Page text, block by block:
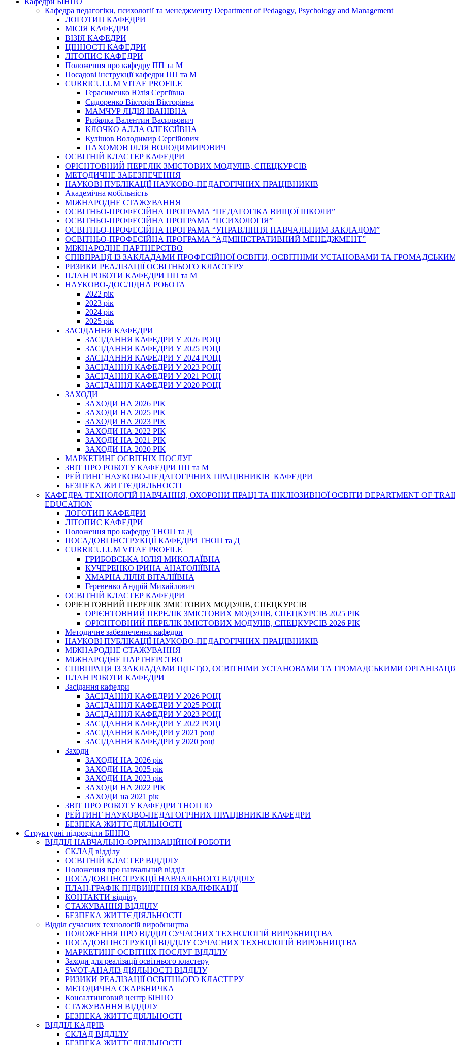
Кафедра педагогіки, психології та менеджменту Department of Pedagogy, Psychology and Management
ЛОГОТИП КАФЕДРИ
МІСІЯ КАФЕДРИ
ВІЗІЯ КАФЕДРИ
ЦІННОСТІ КАФЕДРИ
ЛІТОПИС КАФЕДРИ
Положення про кафедру ПП та М
Посадові інструкції кафедри ПП та М
CURRICULUM VITAE PROFILE
Герасименко Юлія Сергіївна
Сидоренко Вікторія Вікторівна
МАМЧУР ЛІДІЯ ІВАНІВНА
Рибалка Валентин Васильович
КЛОЧКО АЛЛА ОЛЕКСІЇВНА
Кулішов Володимир Сергійович
ПАХОМОВ ІЛЛЯ ВОЛОДИМИРОВИЧ
ОСВІТНІЙ КЛАСТЕР КАФЕДРИ
ОРІЄНТОВНИЙ ПЕРЕЛІК ЗМІСТОВИХ МОДУЛІВ, СПЕЦКУРСІВ
МЕТОДИЧНЕ ЗАБЕЗПЕЧЕННЯ
НАУКОВІ ПУБЛІКАЦІЇ НАУКОВО-ПЕДАГОГІЧНИХ ПРАЦІВНИКІВ
Академічна мобільність
МІЖНАРОДНЕ СТАЖУВАННЯ
ОСВІТНЬО-ПРОФЕСІЙНА ПРОГРАМА “ПЕДАГОГІКА ВИЩОЇ ШКОЛИ”
ОСВІТНЬО-ПРОФЕСІЙНА ПРОГРАМА “ПСИХОЛОГІЯ”
ОСВІТНЬО-ПРОФЕСІЙНА ПРОГРАМА “УПРАВЛІННЯ НАВЧАЛЬНИМ ЗАКЛАДОМ”
ОСВІТНЬО-ПРОФЕСІЙНА ПРОГРАМА “АДМІНІСТРАТИВНИЙ МЕНЕДЖМЕНТ”
МІЖНАРОДНЕ ПАРТНЕРСТВО
СПІВПРАЦЯ ІЗ ЗАКЛАДАМИ ПРОФЕСІЙНОЇ ОСВІТИ, ОСВІТНІМИ УСТАНОВАМИ ТА
РИЗИКИ РЕАЛІЗАЦІЇ ОСВІТНЬОГО КЛАСТЕРУ
ПЛАН РОБОТИ КАФЕДРИ ПП та М
НАУКОВО-ДОСЛІДНА РОБОТА
2022 рік
2023 рік
2024 рік
2025 рік
ЗАСІДАННЯ КАФЕДРИ
ЗАСІДАННЯ КАФЕДРИ У 2026 РОЦІ
ЗАСІДАННЯ КАФЕДРИ У 2025 РОЦІ
ЗАСІДАННЯ КАФЕДРИ У 2024 РОЦІ
ЗАСІДАННЯ КАФЕДРИ У 2023 РОЦІ
ЗАСІДАННЯ КАФЕДРИ У 2021 РОЦІ
ЗАСІДАННЯ КАФЕДРИ У 2020 РОЦІ
ЗАХОДИ
ЗАХОДИ НА 2026 РІК
ЗАХОДИ НА 2025 РІК
ЗАХОДИ НА 2023 РІК
ЗАХОДИ НА 2022 РІК
ЗАХОДИ НА 2021 РІК
ЗАХОДИ НА 2020 РІК
МАРКЕТИНГ ОСВІТНІХ ПОСЛУГ
3BIT ПРО РОБОТУ КАФЕДРИ ПП та М
РЕЙТИНГ НАУКОВО-ПЕДАГОГІЧНИХ ПРАЦІВНИКІВ КАФЕДРИ
БЕЗПЕКА ЖИТТЄДІЯЛЬНОСТІ
КАФЕДРА ТЕХНОЛОГІЙ НАВЧАННЯ, ОХОРОНИ ПРАЦІ ТА ІНКЛЮЗИВНОЇ ОСВІТИ DEPARTMENT OF
EDUCATION
ЛОГОТИП КАФЕДРИ
ЛІТОПИС КАФЕДРИ
Положення про кафедру ТНОП та Д
ПОСАДОВІ ІНСТРУКЦІЇ КАФЕДРИ ТНОП та Д
CURRICULUM VITAE PROFILE
ГРИБОВСЬКА ЮЛІЯ МИКОЛАЇВНА
КУЧЕРЕНКО ІРИНА АНАТОЛІЇВНА
ХМАРНА ЛІЛІЯ ВІТАЛІЇВНА
Геревенко Андрій Михайлович
ОСВІТНІЙ КЛАСТЕР КАФЕДРИ
ОРІЄНТОВНИЙ ПЕРЕЛІК ЗМІСТОВИХ МОДУЛІВ, СПЕЦКУРСІВ
ОРІЄНТОВНИЙ ПЕРЕЛІК ЗМІСТОВИХ МОДУЛІВ, СПЕЦКУРСІВ 2025 РІК
ОРІЄНТОВНИЙ ПЕРЕЛІК ЗМІСТОВИХ МОДУЛІВ, СПЕЦКУРСІВ 2026 РІК
Методичне забезпечення кафедри
НАУКОВІ ПУБЛІКАЦІЇ НАУКОВО-ПЕДАГОГІЧНИХ ПРАЦІВНИКІВ
МІЖНАРОДНЕ СТАЖУВАННЯ
МІЖНАРОДНЕ ПАРТНЕРСТВО
СПІВПРАЦЯ ІЗ ЗАКЛАДАМИ П(П-Т)О, ОСВІТНІМИ УСТАНОВАМИ ТА ГРОМАДСЬКИМИ
ПЛАН РОБОТИ КАФЕДРИ
Засідання кафедри
ЗАСІДАННЯ КАФЕДРИ У 2026 РОЦІ
ЗАСІДАННЯ КАФЕДРИ У 2025 РОЦІ
ЗАСІДАННЯ КАФЕДРИ У 2023 РОЦІ
ЗАСІДАННЯ КАФЕДРИ У 2022 РОЦІ
ЗАСІДАННЯ КАФЕДРИ у 2021 році
ЗАСІДАННЯ КАФЕДРИ у 2020 році
Заходи
ЗАХОДИ НА 2026 рік
ЗАХОДИ НА 2025 рік
ЗАХОДИ НА 2023 рік
ЗАХОДИ НА 2022 РІК
ЗАХОДИ на 2021 рік
3BIT ПРО РОБОТУ КАФЕДРИ ТНОП ІО
РЕЙТИНГ НАУКОВО-ПЕДАГОГІЧНИХ ПРАЦІВНИКІВ КАФЕДРИ
БЕЗПЕКА ЖИТТЄДІЯЛЬНОСТІ
Структурні підрозділи БІНПО
ВІДДІЛ НАВЧАЛЬНО-ОРГАНІЗАЦІЙНОЇ РОБОТИ
СКЛАД відділу
ОСВІТНІЙ КЛАСТЕР ВІДДІЛУ
Положення про навчальний вiддiл
ПОСАДОВІ ІНСТРУКЦІЇ НАВЧАЛЬНОГО ВІДДІЛУ
ПЛАН-ГРАФІК ПІДВИЩЕННЯ КВАЛІФІКАЦІЇ
КОНТАКТИ відділу
СТАЖУВАННЯ ВІДДІЛУ
БЕЗПЕКА ЖИТТЄДІЯЛЬНОСТІ
Відділ сучасних технологій виробництва
ПОЛОЖЕННЯ ПРО ВІДДІЛ СУЧАСНИХ ТЕХНОЛОГІЙ ВИРОБНИЦТВА
ПОСАДОВІ ІНСТРУКЦІЇ ВІДДІЛУ СУЧАСНИХ ТЕХНОЛОГІЙ ВИРОБНИЦТВА
МАРКЕТИНГ ОСВІТНІХ ПОСЛУГ ВІДДІЛУ
Заходи для реалізації освітнього кластеру
SWOT-АНАЛІЗ ДІЯЛЬНОСТІ ВІДДІЛУ
РИЗИКИ РЕАЛІЗАЦІЇ ОСВІТНЬОГО КЛАСТЕРУ
МЕТОДИЧНА СКАРБНИЧКА
Консалтинговий центр БІНПО
СТАЖУВАННЯ ВІДДІЛУ
БЕЗПЕКА ЖИТТЄДІЯЛЬНОСТІ
ВІДДІЛ КАДРІВ
СКЛАД ВІДДІЛУ
БЕЗПЕКА ЖИТТЄДІЯЛЬНОСТІ